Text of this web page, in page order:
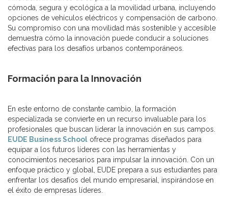
cómoda, segura y ecológica a la movilidad urbana, incluyendo
opciones de vehículos eléctricos y compensación de carbono.
Su compromiso con una movilidad más sostenible y accesible
demuestra cómo la innovación puede conducir a soluciones
efectivas para los desafíos urbanos contemporáneos.
Formación para la Innovación
En este entorno de constante cambio, la formación
especializada se convierte en un recurso invaluable para los
profesionales que buscan liderar la innovación en sus campos.
EUDE Business School ofrece programas diseñados para
equipar a los futuros líderes con las herramientas y
conocimientos necesarios para impulsar la innovación. Con un
enfoque práctico y global, EUDE prepara a sus estudiantes para
enfrentar los desafíos del mundo empresarial, inspirándose en
el éxito de empresas líderes.